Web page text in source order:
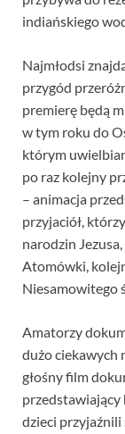
indiańskiego
Najmłodsi
przygód
premierę będą
w tym roku do
którym
po raz kolejny
– animacja
przyjaciół,
narodzin
Atomówki,
Niesamowitego
Amatorzy
dużo ciekawych
głośny film
przedstawiający
dzieci przyjaźnili